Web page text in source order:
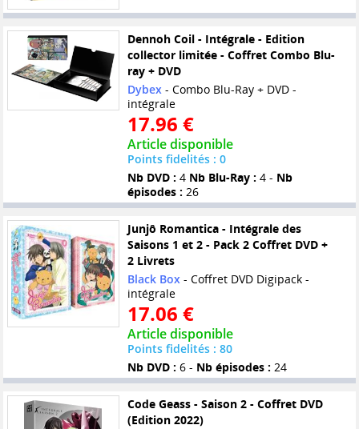
Dennoh Coil - Intégrale - Edition
collector limitée - Coffret Combo Blu-
ray + DVD
Dybex - Combo Blu-Ray + DVD -
intégrale
17.96 €
Article disponible
Points fidelités : 0
Nb DVD : 4 Nb Blu-Ray : 4 - Nb
épisodes : 26
Junjô Romantica - Intégrale des
Saisons 1 et 2 - Pack 2 Coffret DVD +
2 Livrets
Black Box - Coffret DVD Digipack -
intégrale
17.06 €
Article disponible
Points fidelités : 80
Nb DVD : 6 - Nb épisodes : 24
Code Geass - Saison 2 - Coffret DVD
(Edition 2022)